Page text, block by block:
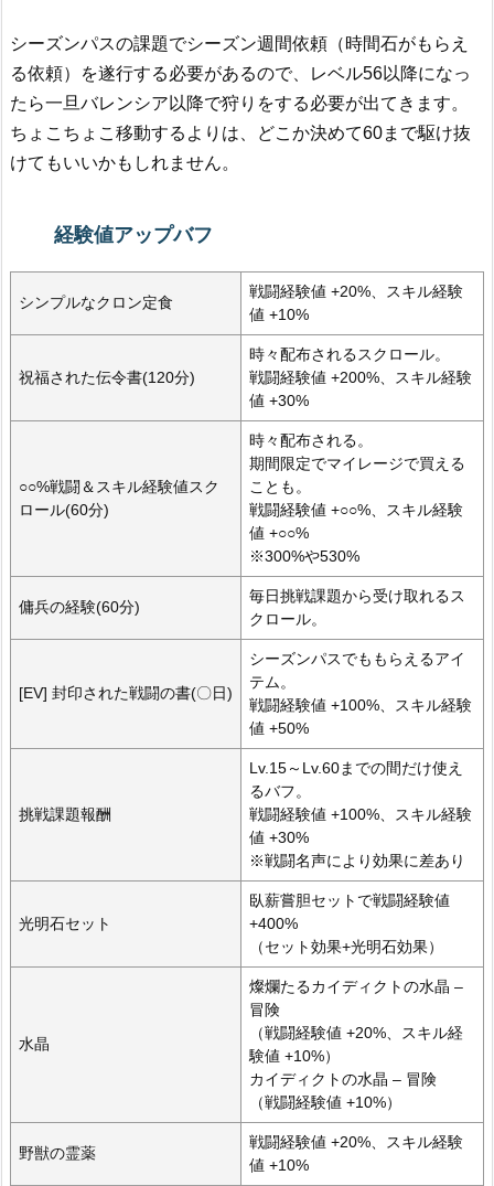
シーズンパスの課題でシーズン週間依頼（時間石がもらえ
る依頼）を遂行する必要があるので、レベル56以降になっ
たら一旦バレンシア以降で狩りをする必要が出てきます。
ちょこちょこ移動するよりは、どこか決めて60まで駆け抜
けてもいいかもしれません。
経験値アップバフ
シンプルなクロン定食
戦闘経験値 +20%、スキル経験
値 +10%
祝福された伝令書(120分)
時々配布されるスクロール。
戦闘経験値 +200%、スキル経験
値 +30%
○○%戦闘＆スキル経験値スク
ロール(60分)
時々配布される。
期間限定でマイレージで買える
ことも。
戦闘経験値 +○○%、スキル経験
値 +○○%
※300%や530%
傭兵の経験(60分)
毎日挑戦課題から受け取れるス
クロール。
[EV] 封印された戦闘の書(〇日)
シーズンパスでももらえるアイ
テム。
戦闘経験値 +100%、スキル経験
値 +50%
挑戦課題報酬
Lv.15～Lv.60までの間だけ使え
るバフ。
戦闘経験値 +100%、スキル経験
値 +30%
※戦闘名声により効果に差あり
光明石セット
臥薪嘗胆セットで戦闘経験値
+400%
（セット効果+光明石効果）
水晶
燦爛たるカイディクトの水晶 –
冒険
（戦闘経験値 +20%、スキル経
験値 +10%）
カイディクトの水晶 – 冒険
（戦闘経験値 +10%）
野獣の霊薬
戦闘経験値 +20%、スキル経験
値 +10%